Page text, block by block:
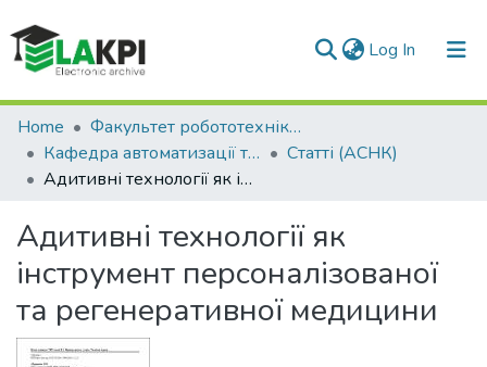
Log In (current)
Communities & Collections
All of DSpace
Home
Факультет робототехніки та приладобудування (ФРП)
Кафедра автоматизації та систем неруйнівного контролю (АСНК)
Статті (АСНК)
Адитивні технології як інструмент персоналізованої та регенеративної медицини
Адитивні технології як
інструмент персоналізованої
та регенеративної медицини